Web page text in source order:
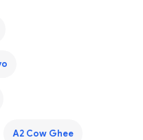
A2 Cow Ghee